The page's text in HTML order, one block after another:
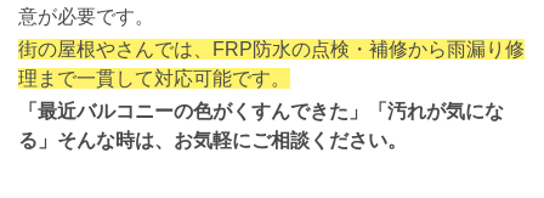
意が必要です。
街の屋根やさんでは、FRP防水の点検・補修から雨漏り修
理まで一貫して対応可能です。
「最近バルコニーの色がくすんできた」「汚れが気にな
る」そんな時は、お気軽にご相談ください。